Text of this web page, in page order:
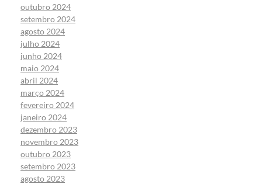
outubro 2024
setembro 2024
agosto 2024
julho 2024
junho 2024
maio 2024
abril 2024
março 2024
fevereiro 2024
janeiro 2024
dezembro 2023
novembro 2023
outubro 2023
setembro 2023
agosto 2023